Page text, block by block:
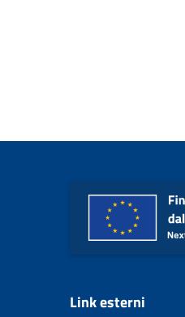
Link esterni